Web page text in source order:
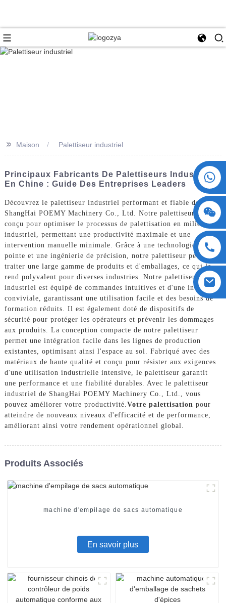
+86 15730993174
>> Maison Palettiseur industriel
Principaux Fabricants De Palettiseurs Industriels
En Chine : Guide Des Entreprises Leaders
Découvrez le palettiseur industriel performant et fiable de
ShangHai POEMY Machinery Co., Ltd. Notre palettiseur est
conçu pour optimiser le processus de palettisation en milieu
industriel, permettant une productivité maximale et une
intervention manuelle minimale. Grâce à une technologie de
pointe et une ingénierie de précision, notre palettiseur peut
traiter une large gamme de produits et d'emballages, ce qui le
rend polyvalent pour diverses industries. Notre palettiseur
industriel est équipé de commandes intuitives et d'une interface
conviviale, garantissant une utilisation facile et des besoins de
formation réduits. Il est également doté de dispositifs de
sécurité pour protéger les opérateurs et prévenir les dommages
aux produits. La conception compacte de notre palettiseur
permet une intégration facile dans les lignes de production
existantes, optimisant ainsi l'espace au sol. Fabriqué avec des
matériaux de haute qualité et conçu pour résister aux exigences
d'une utilisation industrielle intensive, le palettiseur garantit
une performance et une fiabilité durables. Avec le palettiseur
industriel de ShangHai POEMY Machinery Co., Ltd., vous
pouvez améliorer votre productivité. Votre palettisation pour
atteindre de nouveaux niveaux d'efficacité et de performance,
améliorant ainsi votre rendement opérationnel global.
Produits Associés
machine d'empilage de sacs automatique
En savoir plus